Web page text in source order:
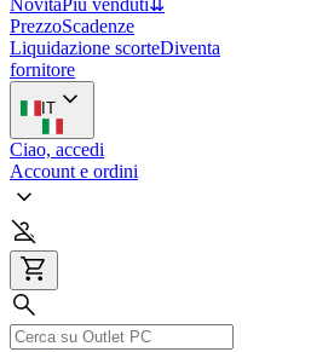
NovitàPiù venduti⇊
PrezzoScadenze
Liquidazione scorteDiventa
fornitore
IT
Ciao, accedi
Account e ordini